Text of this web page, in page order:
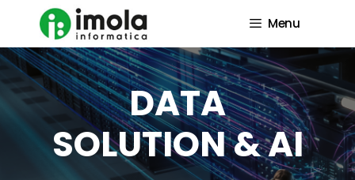
contenuto
Menu
DATA
SOLUTION & AI